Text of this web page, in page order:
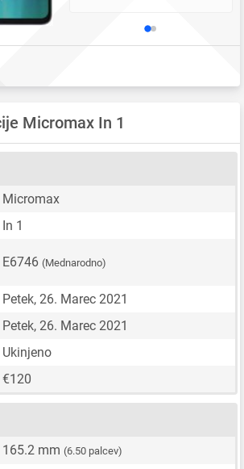
Micromax In 1
Micromax
In 1
E6746 (Mednarodno)
Petek, 26. Marec 2021
Petek, 26. Marec 2021
Ukinjeno
€120
165.2 mm (6.50 palcev)